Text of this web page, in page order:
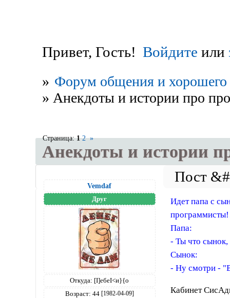
Привет, Гость! Войдите или
» Форум общения и хорошего
» Анекдоты и истории про
Анекдоты и истории
Страница:1 2 »
Vemdaf
Друг
Откуда: [I]ебеI<и}{о
Возраст: 44 [1982-04-09]
Идет папа с
Папа:
- Ты что
Сынок:
- Ну смотри -
Кабинет